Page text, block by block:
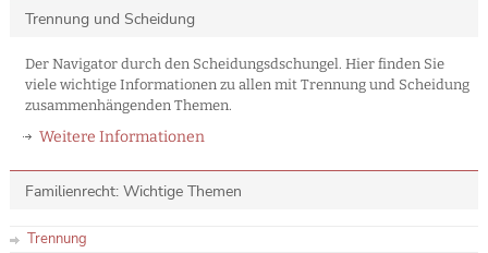
Trennung und Scheidung
Der Navigator durch den Scheidungsdschungel. Hier finden Sie
viele wichtige Informationen zu allen mit Trennung und Scheidung
zusammenhängenden Themen.
Weitere Informationen
Familienrecht: Wichtige Themen
Trennung